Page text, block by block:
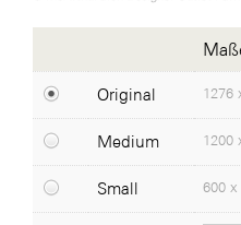
McArthurGlen
McArthurGlen
Valentinstag
MTH Retail Group
PAGRO
Primark
Original 1276
Medium 1200
Small 600 x